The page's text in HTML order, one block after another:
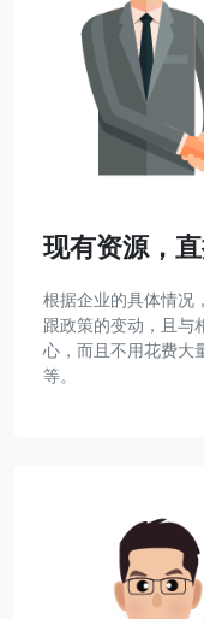
现有资源，
根据企业的具体情况
跟政策的变动，且与
心，而且不用花费大
等。